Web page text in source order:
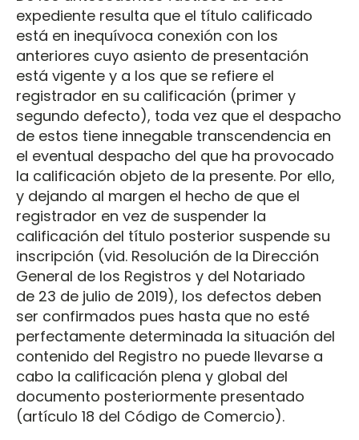
expediente resulta que el título calificado
está en inequívoca conexión con los
anteriores cuyo asiento de presentación
está vigente y a los que se refiere el
registrador en su calificación (primer y
segundo defecto), toda vez que el despacho
de estos tiene innegable transcendencia en
el eventual despacho del que ha provocado
la calificación objeto de la presente. Por ello,
y dejando al margen el hecho de que el
registrador en vez de suspender la
calificación del título posterior suspende su
inscripción (vid. Resolución de la Dirección
General de los Registros y del Notariado
de 23 de julio de 2019), los defectos deben
ser confirmados pues hasta que no esté
perfectamente determinada la situación del
contenido del Registro no puede llevarse a
cabo la calificación plena y global del
documento posteriormente presentado
(artículo 18 del Código de Comercio).